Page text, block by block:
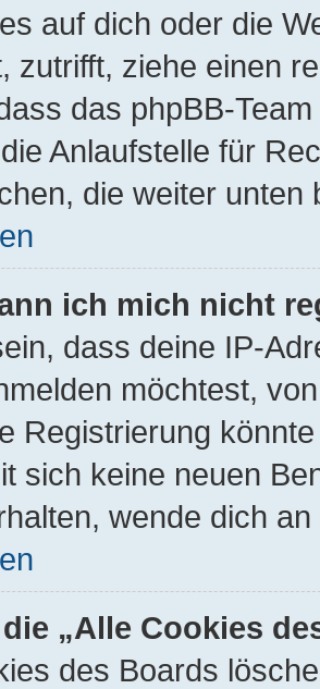
auf dich oder die
zutrifft, ziehe einen
das phpBB-
Anlaufstelle für
die weiter unten
ich mich nicht
dass deine IP-
möchtest,
Registrierung
sich keine neuen
wende dich
„Alle Cookies
des Boards